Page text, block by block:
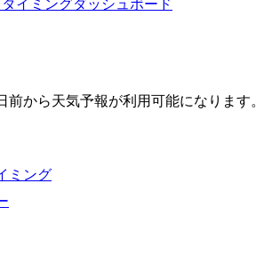
イミングダッシュボード
前から天気予報が利用可能になります。
ミング